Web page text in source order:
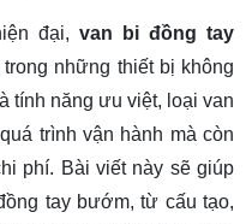
đại, van bi đồng tay
những thiết bị không
tính năng ưu việt, loại van
trình vận hành mà còn
phí. Bài viết này sẽ giúp
tay bướm, từ cấu tạo,